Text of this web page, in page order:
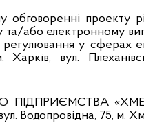
обговоренні
або електронному
регулювання у сферах
Харків, вул.
ПІДПРИЄМСТВА
Водопровідна, 75, м.